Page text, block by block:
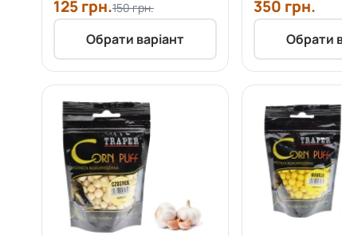
125 грн.150 грн.
Обрати варіант
350 грн.
Обрати